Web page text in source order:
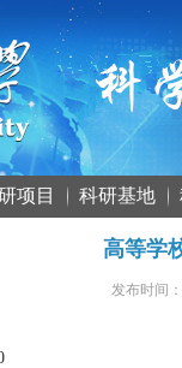
项目 科研基地
高等学
发布时间